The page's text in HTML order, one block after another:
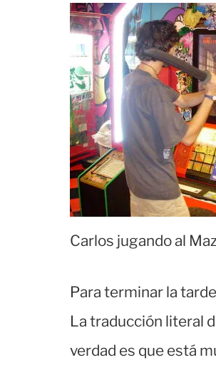
Carlos jugando al
Para terminar la
La traducción literal
verdad es que está